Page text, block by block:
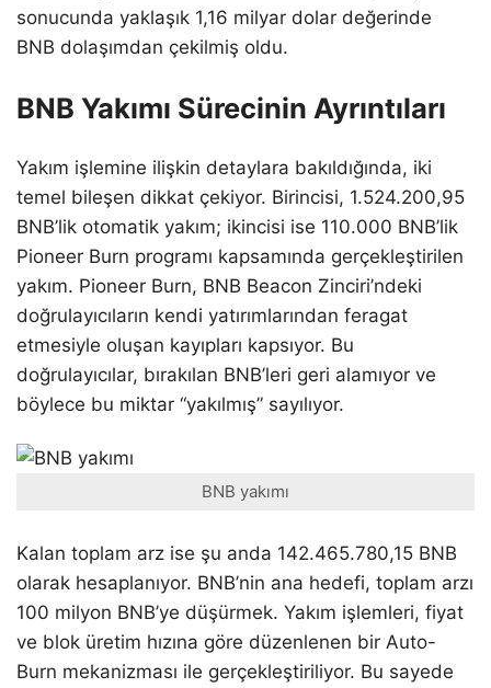
sonucunda yaklaşık 1,16 milyar dolar değerinde
BNB dolaşımdan çekilmiş oldu.
BNB Yakımı Sürecinin Ayrıntıları
Yakım işlemine ilişkin detaylara bakıldığında, iki
temel bileşen dikkat çekiyor. Birincisi, 1.524.200,95
BNB’lik otomatik yakım; ikincisi ise 110.000 BNB’lik
Pioneer Burn programı kapsamında gerçekleştirilen
yakım. Pioneer Burn, BNB Beacon Zinciri’ndeki
doğrulayıcıların kendi yatırımlarından feragat
etmesiyle oluşan kayıpları kapsıyor. Bu
doğrulayıcılar, bırakılan BNB’leri geri alamıyor ve
böylece bu miktar “yakılmış” sayılıyor.
BNB yakımı
Kalan toplam arz ise şu anda 142.465.780,15 BNB
olarak hesaplanıyor. BNB’nin ana hedefi, toplam arzı
100 milyon BNB’ye düşürmek. Yakım işlemleri, fiyat
ve blok üretim hızına göre düzenlenen bir Auto-
Burn mekanizması ile gerçekleştiriliyor. Bu sayede